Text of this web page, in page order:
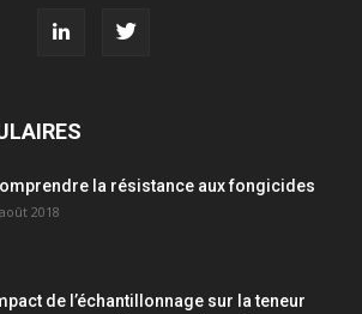
la résistance aux fongicides
2018
de l’échantillonnage sur la teneur